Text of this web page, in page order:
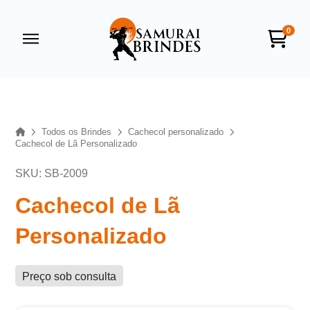
0
HomeTodos os Brindes
Cachecol personalizado
Cachecol de Lã Personalizado
SKU: SB-2009
Cachecol de Lã
Personalizado
Preço sob consulta